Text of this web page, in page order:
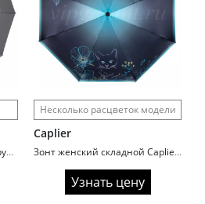
Зонт серый Classica 403B с ручкой карабин
Несколько расцветок модели
Caplier
Зонт женский складной Caplier 3898 Love of cats
Узнать цену